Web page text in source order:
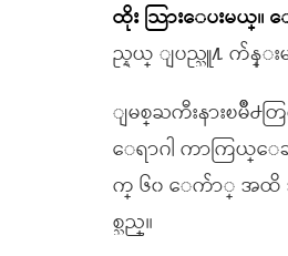
ထိုး သြားေပးမယ္
ည္နယ္ ျပည္သူ႔ က်န္း
ျမစ္ႀကီးနားၿမိဳ႕
ေရာဂါ ကာကြယ္ေဆ
က္ ၆၀ ေက်ာ္ အထိ အမ်ိဳ
စ္သည္။